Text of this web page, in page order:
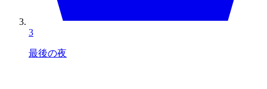
3
最後の夜